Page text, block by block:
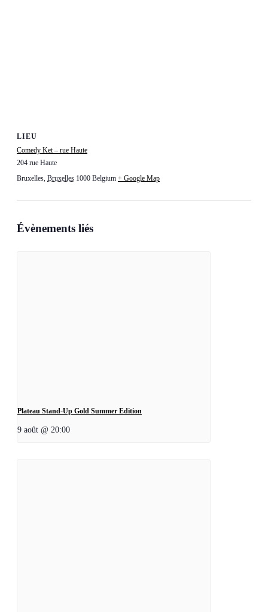
LIEU
Comedy Ket – rue Haute
204 rue Haute
Bruxelles, Bruxelles 1000 Belgium + Google Map
Évènements liés
Plateau Stand-Up Gold Summer Edition
9 août @ 20:00